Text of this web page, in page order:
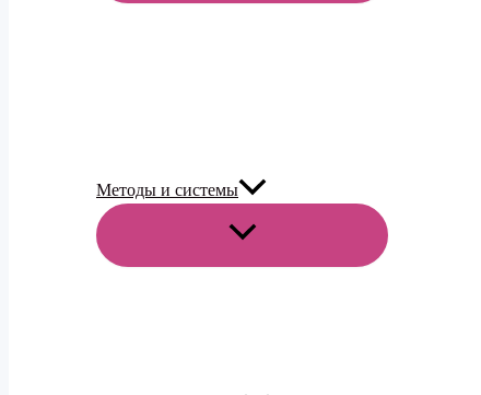
Методы и системы
ПЕРЕКЛЮЧАТЕЛЬ